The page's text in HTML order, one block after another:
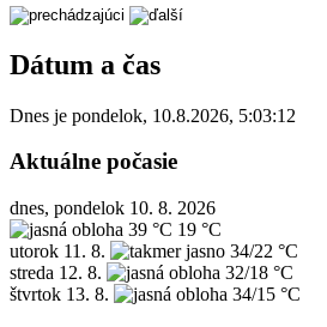
Dátum a čas
Dnes je pondelok, 10.8.2026, 5:03:12
Aktuálne počasie
dnes, pondelok 10. 8. 2026
39 °C 19 °C
utorok 11. 8.
34/22 °C
streda 12. 8.
32/18 °C
štvrtok 13. 8. 34/15 °C